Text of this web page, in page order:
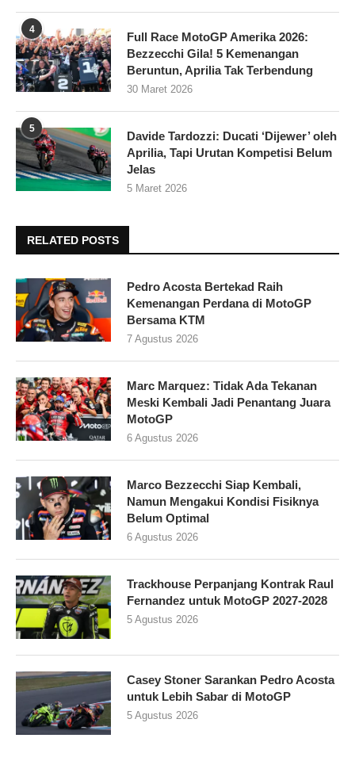
4
Full Race MotoGP Amerika 2026:
Bezzecchi Gila! 5 Kemenangan
Beruntun, Aprilia Tak Terbendung
30 Maret 2026
5
Davide Tardozzi: Ducati ‘Dijewer’ oleh
Aprilia, Tapi Urutan Kompetisi Belum
Jelas
5 Maret 2026
RELATED POSTS
Pedro Acosta Bertekad Raih
Kemenangan Perdana di MotoGP
Bersama KTM
7 Agustus 2026
Marc Marquez: Tidak Ada Tekanan
Meski Kembali Jadi Penantang Juara
MotoGP
6 Agustus 2026
Marco Bezzecchi Siap Kembali,
Namun Mengakui Kondisi Fisiknya
Belum Optimal
6 Agustus 2026
Trackhouse Perpanjang Kontrak Raul
Fernandez untuk MotoGP 2027-2028
5 Agustus 2026
Casey Stoner Sarankan Pedro Acosta
untuk Lebih Sabar di MotoGP
5 Agustus 2026